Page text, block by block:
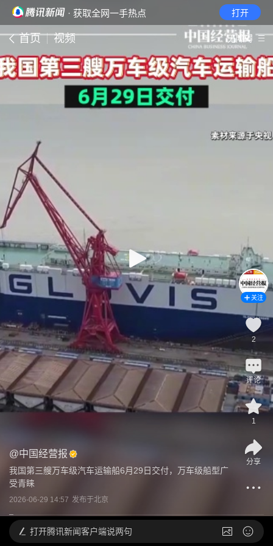
· 获取全网一手热点 打开
首页 视频 无障碍
@中国经营报
我国第三艘万车级汽车运输船6月29日交付，万车级船型广
受青睐
2026-06-29 14:57 发布于北京
关注
2
评论
1
分享
打开腾讯新闻客户端说两句